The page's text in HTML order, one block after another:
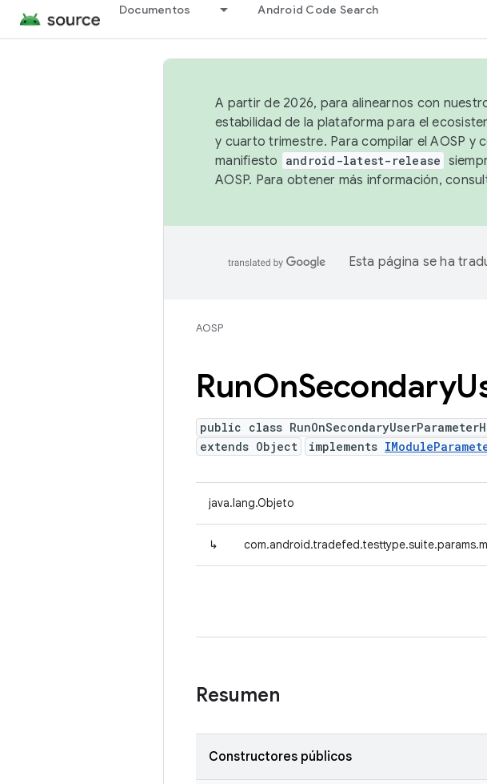
Documentos Android Code Search
A partir de 2026, para alinearnos con
estabilidad de la plataforma para el
y cuarto trimestre. Para compilar el AOSP y
manifiesto
android-latest-release
AOSP. Para obtener más información,
Esta página se ha
AOSP
RunOnSecondary
public class
extends Object
implements
java.lang.Objeto
↳
Resumen
Constructores públicos